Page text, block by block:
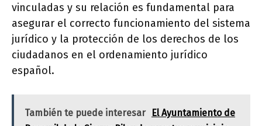
vinculadas y su relación es fundamental para
asegurar el correcto funcionamiento del sistema
jurídico y la protección de los derechos de los
ciudadanos en el ordenamiento jurídico
español.
También te puede interesar
El Ayuntamiento de